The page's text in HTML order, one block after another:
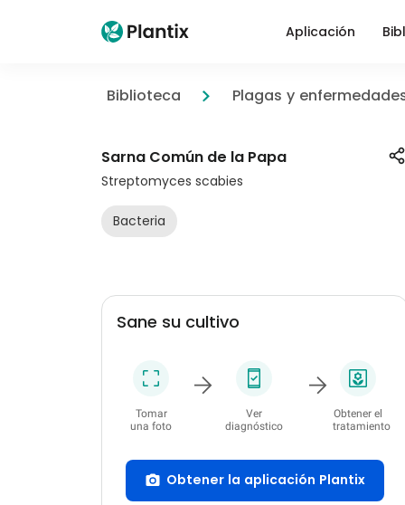
Aplicación
Biblioteca Plagas y
Sarna Común de la Papa
Streptomyces scabies
Bacteria
Sane su cultivo
Tomar
una foto
Ver
diagnóstico
Obtener el
tratamiento
Obtener la aplicación Plantix